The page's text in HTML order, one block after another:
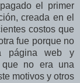
el primer
creada en el
costos que
fue porque no
página web y
que no era una
motivos y otros